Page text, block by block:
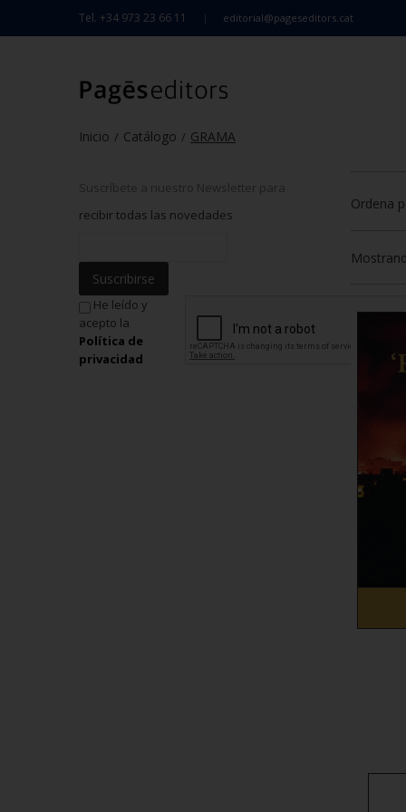
Tel. +34 973 23 66 11 editorial@pageseditors.cat
Inicio / Catálogo / GRAMA
Suscríbete a nuestro Newsletter para
recibir todas las novedades
Suscribirse
He leído y
acepto la
Política de
privacidad
Ordena